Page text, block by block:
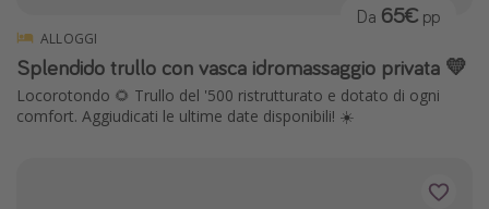
ALLOGGI
Splendido trullo con vasca idromassaggio privata 💛
Locorotondo 🌻 Trullo del '500 ristrutturato e dotato di ogni
comfort. Aggiudicati le ultime date disponibili! ☀️
Da 65€ pp